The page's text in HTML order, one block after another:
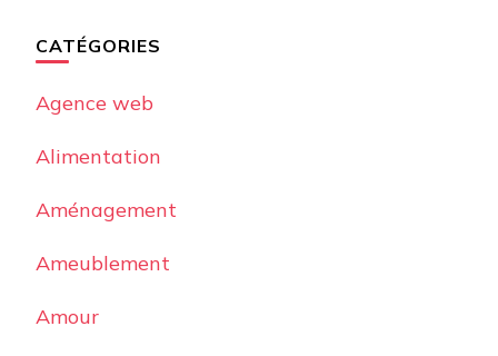
CATÉGORIES
Agence web
Alimentation
Aménagement
Ameublement
Amour